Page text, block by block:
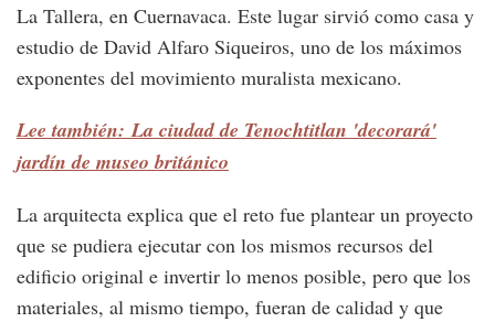
La Tallera, en Cuernavaca. Este lugar sirvió como casa y
estudio de David Alfaro Siqueiros, uno de los máximos
exponentes del movimiento muralista mexicano.
Lee también: La ciudad de Tenochtitlan 'decorará'
jardín de museo británico
La arquitecta explica que el reto fue plantear un proyecto
que se pudiera ejecutar con los mismos recursos del
edificio original e invertir lo menos posible, pero que los
materiales, al mismo tiempo, fueran de calidad y que